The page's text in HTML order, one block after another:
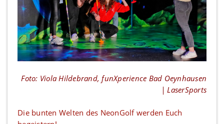
Foto: Viola Hildebrand, funXperience Bad Oeynhausen
| LaserSports
Die bunten Welten des NeonGolf werden Euch